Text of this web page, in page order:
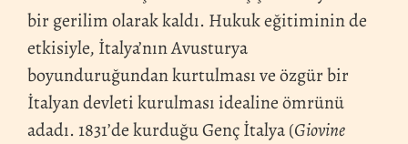
bir gerilim olarak kaldı. Hukuk eğitiminin de
etkisiyle, İtalya’nın Avusturya
boyunduruğundan kurtulması ve özgür bir
İtalyan devleti kurulması idealine ömrünü
adadı. 1831’de kurduğu Genç İtalya (Giovine